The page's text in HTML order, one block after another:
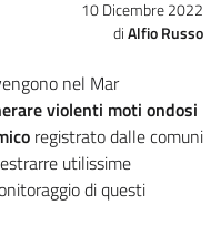
10 Dicembre 2022
Alfio Russo
nel Mar
violenti moti ondosi
registrato dalle comuni
utilissime
di questi